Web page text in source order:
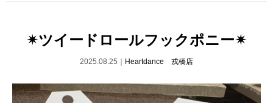
✴︎ツイードロールフックポニー✴︎
2025.08.25｜ Heartdance 戎橋店